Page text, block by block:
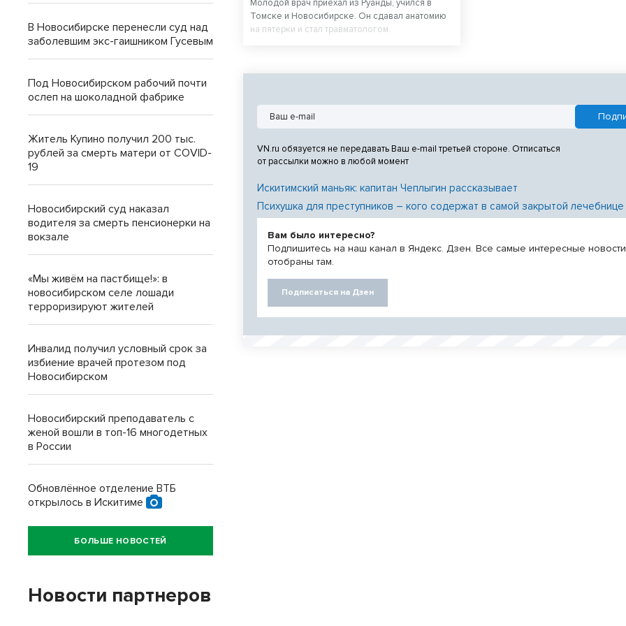
Молодой врач приехал из Руанды, учился в
Томске и Новосибирске. Он сдавал анатомию
на пятерки и стал травматологом.
VN.ru обязуется не передавать Ваш e-mail третьей стороне. Отписаться
от рассылки можно в любой момент
Искитимский маньяк: капитан Чеплыгин рассказывает
Психушка для преступников – кого содержат в самой закрытой
Вам было интересно?
Подпишитесь на наш канал в Яндекс. Дзен. Все самые интересные новости
отобраны там.
Подписаться на Дзен
В Новосибирске перенесли суд над
заболевшим экс-гаишником Гусевым
Под Новосибирском рабочий почти
ослеп на шоколадной фабрике
Житель Купино получил 200 тыс.
рублей за смерть матери от COVID-
19
Новосибирский суд наказал
водителя за смерть пенсионерки на
вокзале
«Мы живём на пастбище!»: в
новосибирском селе лошади
терроризируют жителей
Инвалид получил условный срок за
избиение врачей протезом под
Новосибирском
Новосибирский преподаватель с
женой вошли в топ-16 многодетных
в России
Обновлённое отделение ВТБ
открылось в Искитиме
БОЛЬШЕ НОВОСТЕЙ
Новости партнеров